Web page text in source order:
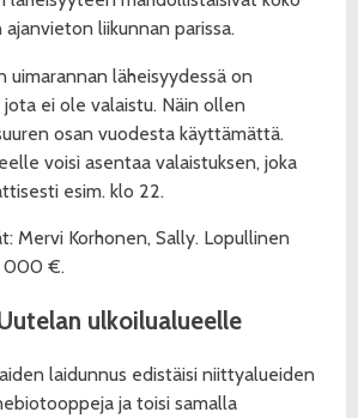
liikunnan parissa.
uimarannan läheisyydessä on
ei ole valaistu. Näin ollen
osan vuodesta käyttämättä.
voisi asentaa valaistuksen, joka
esim. klo 22.
Mervi Korhonen, Sally. Lopullinen
000 €.
ulkoilualueelle
laidunnus edistäisi niittyalueiden
ja toisi samalla